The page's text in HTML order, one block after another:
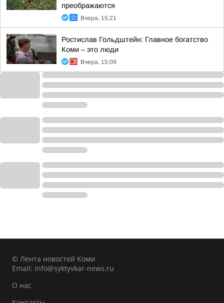
преображаются
Вчера, 15:21
Ростислав Гольдштейн: Главное богатство
Коми – это люди
Вчера, 15:09
© Лента новостей Коми
Email: info@syktyvkar-news.ru
О нас